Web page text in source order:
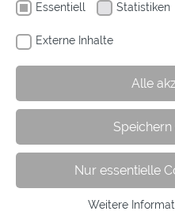
Sie
hier:
Startseite
K+K-Cup Münster
Essentiell Statistiken
Externe Inhalte
Alle
Nur essentielle
Weitere